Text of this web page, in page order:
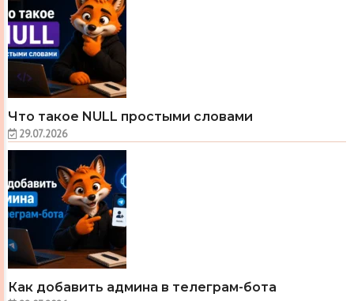
Что такое NULL простыми словами
29.07.2026
Как добавить админа в телеграм-бота